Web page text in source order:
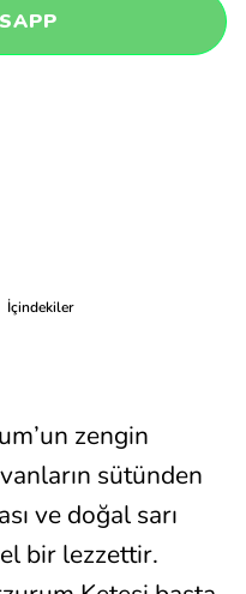
İçindekiler
zengin
sütünden
ve doğal sarı
bir lezzettir.